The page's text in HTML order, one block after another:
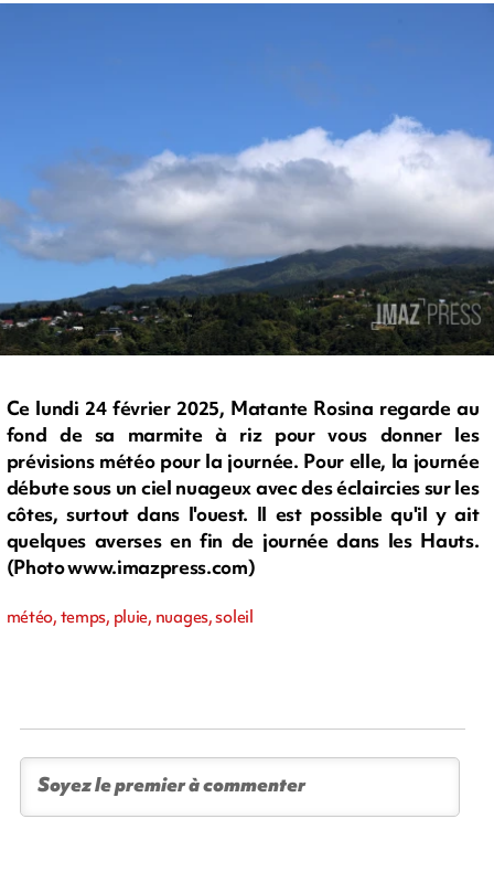
Ce lundi 24 février 2025, Matante Rosina regarde au
fond de sa marmite à riz pour vous donner les
prévisions météo pour la journée. Pour elle, la journée
débute sous un ciel nuageux avec des éclaircies sur les
côtes, surtout dans l'ouest. Il est possible qu'il y ait
quelques averses en fin de journée dans les Hauts.
(Photo www.imazpress.com)
météo, temps, pluie, nuages, soleil